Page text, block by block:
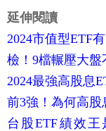
延伸閱讀
2024市值型ETF
檢！9檔輾壓大盤
2024最強高股息
前3強！為何高股
台股ETF績效王